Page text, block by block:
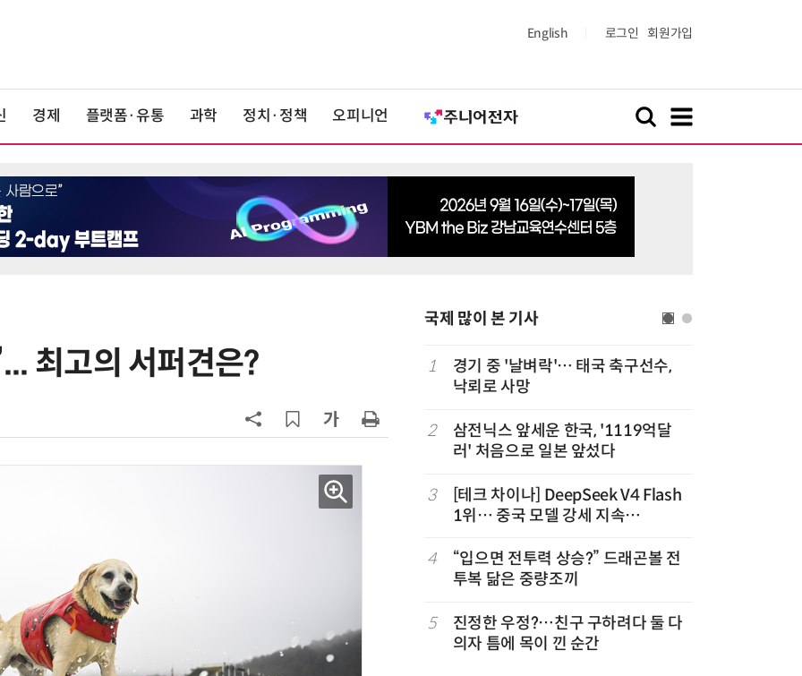
English 로그인 회원가입
경제 플랫폼·유통 과학 정치·정책 오피니언
최고의 서퍼견은?
국제 많이 본 기사
6
“미국에서 아기 낳아도 시민권 안준
“혈당·혈압에 독”…살 안찐다고 듬
35년 전 아기 납치한 가정부…친자
식처럼 키워서? '징역 3년' 논란
스' 471대 점검 명령…한국 노선은
괜찮나?
1
경기 중 '날벼락'… 태국 축구선수,
낙뢰로 사망
2
삼전닉스 앞세운 한국, '1119억달
러' 처음으로 일본 앞섰다
3
[테크 차이나] DeepSeek V4 Flash
1위… 중국 모델 강세 지속
순위)
4
“입으면 전투력 상승?” 드래곤볼 전
투복 닮은 중량조끼
5
진정한 우정?…친구 구하려다 둘 다
의자 틈에 목이 낀 순간